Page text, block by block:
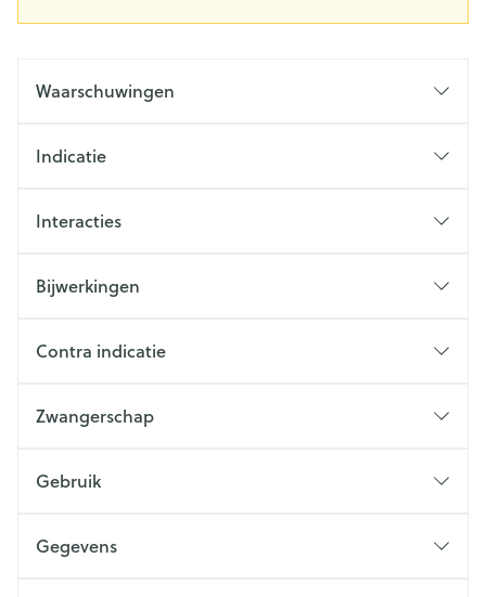
Waarschuwingen
Indicatie
Interacties
Bijwerkingen
Contra indicatie
Zwangerschap
Gebruik
Gegevens